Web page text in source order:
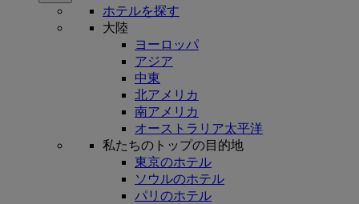
ホテルを探す
大陸
ヨーロッパ
アジア
中東
北アメリカ
南アメリカ
オーストラリア太平洋
私たちのトップの目的地
東京のホテル
ソウルのホテル
パリのホテル